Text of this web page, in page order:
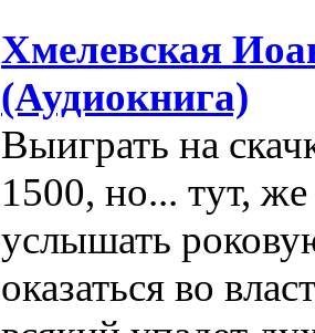
Хмелевская
(Аудиокнига)
Выиграть на
1500, но... тут, же
услышать
оказаться во